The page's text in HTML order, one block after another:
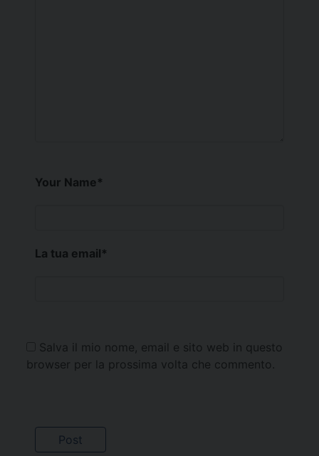
Your Name*
La tua email*
Salva il mio nome, email e sito web in questo
browser per la prossima volta che commento.